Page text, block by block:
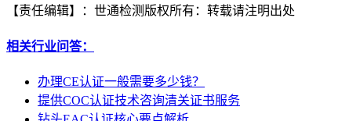
【责任编辑】： 世通检测 版权所有： 转载请注明出处
相关行业问答：
办理CE认证一般需要多少钱？
提供COC认证技术咨询清关证书服务